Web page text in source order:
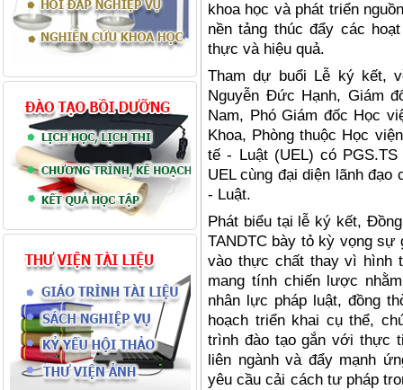
khoa học và phát triển
nền tảng thúc đẩy các
thực và hiệu quả.
Tham dự buổi Lễ ký kết,
Nguyễn Đức Hạnh, Giám
Nam, PhóGiám đốc Học
Khoa, Phòng thuộc Học
tế- Luật (UEL) có
UEL cùng đại diện l ãnh đạo
- Luật.
Phát biểu tại lễ ký kết,
TANDTC bày tỏ kỳ vọng sự
vào thực chất thay vì hình
mang tính chiến lược
nhân lực pháp luật, đồng
hoạch triển khai cụ thể, ch
trình đào tạo gắn với thực
liên ngành và đẩy mạnh
yêu cầu cải cách tư pháp